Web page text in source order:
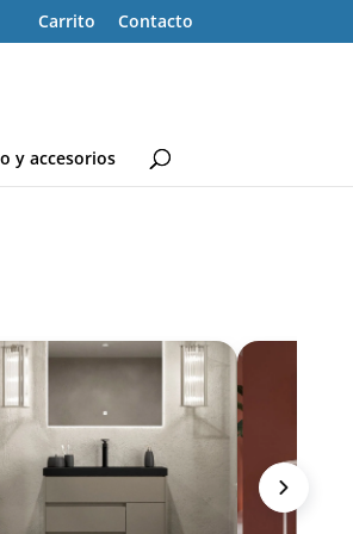
Carrito
Contacto
y accesorios